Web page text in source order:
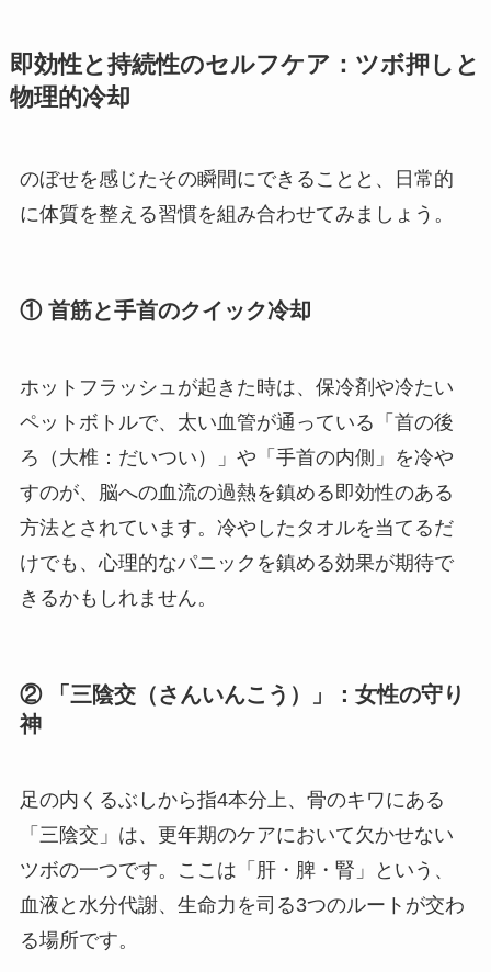
即効性と持続性のセルフケア：ツボ押しと
物理的冷却
のぼせを感じたその瞬間にできることと、日常的
に体質を整える習慣を組み合わせてみましょう。
① 首筋と手首のクイック冷却
ホットフラッシュが起きた時は、保冷剤や冷たい
ペットボトルで、太い血管が通っている「首の後
ろ（大椎：だいつい）」や「手首の内側」を冷や
すのが、脳への血流の過熱を鎮める即効性のある
方法とされています。冷やしたタオルを当てるだ
けでも、心理的なパニックを鎮める効果が期待で
きるかもしれません。
② 「三陰交（さんいんこう）」：女性の守り
神
足の内くるぶしから指4本分上、骨のキワにある
「三陰交」は、更年期のケアにおいて欠かせない
ツボの一つです。ここは「肝・脾・腎」という、
血液と水分代謝、生命力を司る3つのルートが交わ
る場所です。